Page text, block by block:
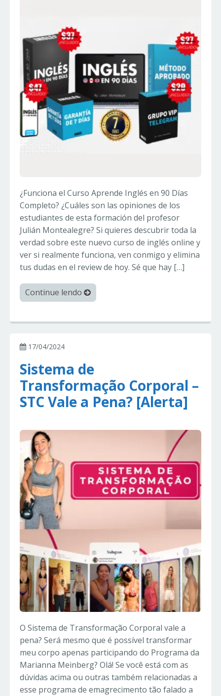
¿Funciona el Curso Aprende Inglés en 90 Días
Completo? ¿Cuáles son las opiniones de los
estudiantes de esta formación del profesor
Julián Montealegre? Si quieres descubrir toda la
verdad sobre este nuevo curso de inglés online y
ver si realmente funciona, ven conmigo y elimina
tus dudas en el review de hoy. Sé que hay […]
Continue lendo
17/04/2024
Sistema de
Transformação Corporal –
STC Vale a Pena? [Alerta]
O Sistema de Transformação Corporal vale a
pena? Será mesmo que é possível transformar
meu corpo apenas participando do Programa da
Marianna Meinberg? Olá! Se você está com as
dúvidas acima ou outras também relacionadas a
esse programa de emagrecimento tão falado a